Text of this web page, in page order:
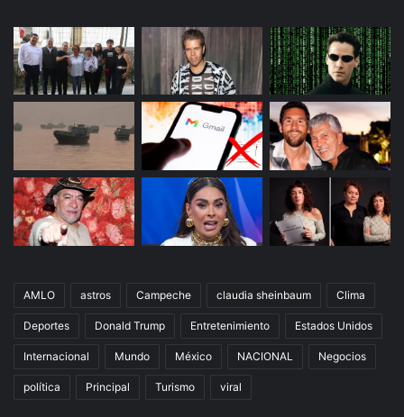
AMLO astros Campeche claudia sheinbaum Clima
Deportes Donald Trump Entretenimiento Estados Unidos
Internacional Mundo México NACIONAL Negocios
política Principal Turismo viral